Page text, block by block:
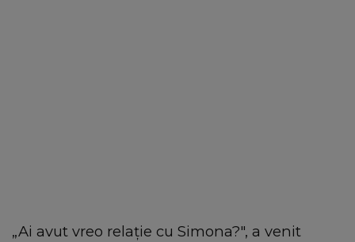
„Ai avut vreo relație cu Simona?", a venit